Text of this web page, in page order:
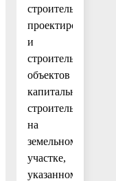
строительное
проектирование
и
строительство
объектов
капитального
строительства
на
земельном
участке,
указанном